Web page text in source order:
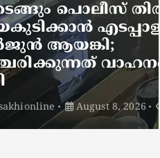
തിരയുന്നു,
വാഹനങ്ങൾ
8, 2026 5 views